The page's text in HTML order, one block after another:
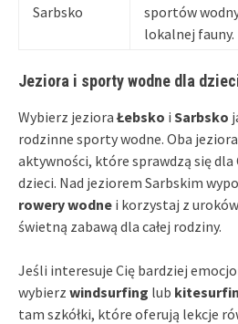
Sarbsko
sportów
lokalnej fauny.
Jeziora i sporty wodne dla
Wybierz jeziora Łebsko i Sarbsko
rodzinne sporty wodne. Oba
aktywności, które sprawdzą się dla
dzieci. Nad jeziorem Sarbskim
rowery wodne i korzystaj z
świetną zabawą dla całej rodziny.
Jeśli interesuje Cię bardziej
wybierz windsurfing lub
tam szkółki, które oferują lekcje